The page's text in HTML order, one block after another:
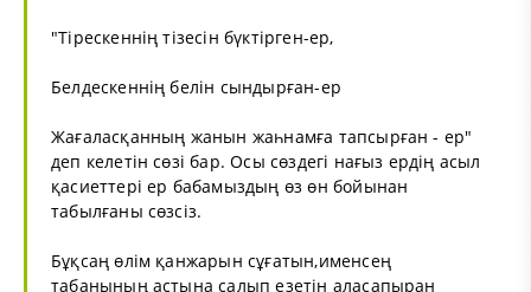
"Тірескеннің тізесін бүктірген-ер,
Белдескеннің белін сындырған-ер
Жағаласқанның жанын жаһнамға тапсырған - ер"
деп келетін сөзі бар. Осы сөздегі нағыз ердің асыл
қасиеттері ер бабамыздың өз өн бойынан
табылғаны сөзсіз.
Бұқсаң өлім қанжарын сұғатын,именсең
табанының астына салып езетін аласапыран